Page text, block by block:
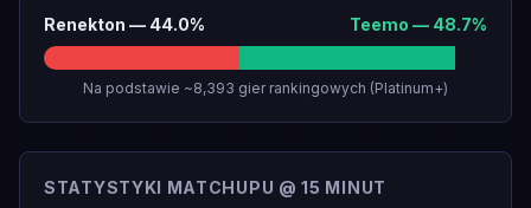
Renekton — 44.0% Teemo — 48.7%
Na podstawie ~8,393 gier rankingowych (Platinum+)
STATYSTYKI MATCHUPU @ 15 MINUT